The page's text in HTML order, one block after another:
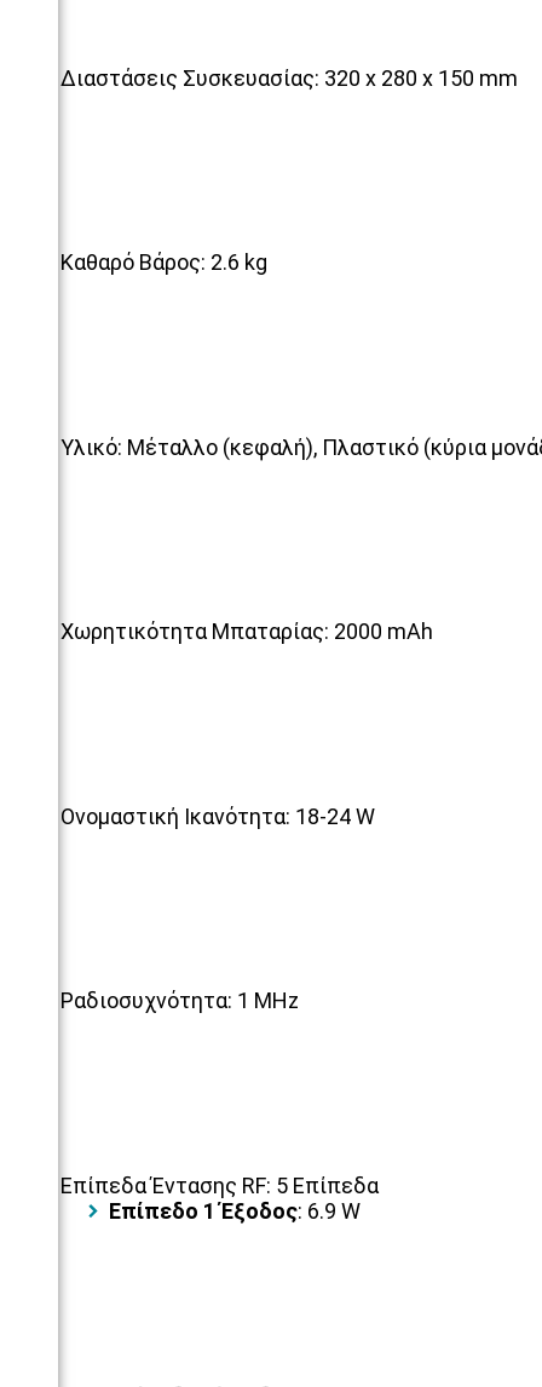
Διαστάσεις Συσκευασίας: 320 x 280 x 150 mm
Καθαρό Βάρος: 2.6 kg
Υλικό: Μέταλλο (κεφαλή), Πλαστικό (κύρια
Χωρητικότητα Μπαταρίας: 2000 mAh
Ονομαστική Ικανότητα: 18-24 W
Ραδιοσυχνότητα: 1 MHz
Επίπεδα Έντασης RF: 5 Επίπεδα
Επίπεδο 1 Έξοδος: 6.9 W